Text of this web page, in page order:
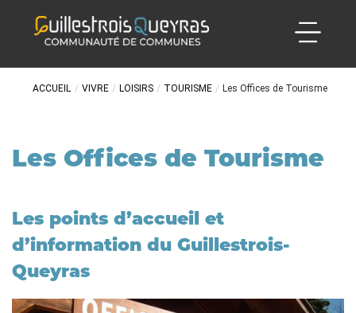
ACCUEIL / VIVRE / LOISIRS / TOURISME / Les Offices de Tourisme
Les Offices de Tourisme
Les points d’accueil et
d’information du Guillestrois-
Queyras